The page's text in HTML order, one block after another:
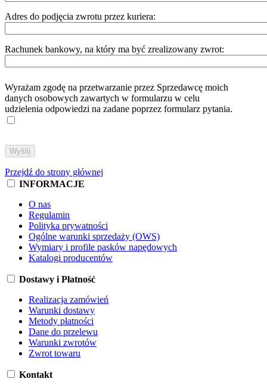
Adres do podjęcia zwrotu przez kuriera:
Rachunek bankowy, na który ma być zrealizowany zwrot:
Wyrażam zgodę na przetwarzanie przez Sprzedawcę moich
danych osobowych zawartych w formularzu w celu
udzielenia odpowiedzi na zadane poprzez formularz pytania.
Przejdź do strony głównej
INFORMACJE
O nas
Regulamin
Polityka prywatności
Ogólne warunki sprzedaży (OWS)
Wymiary i profile pasków napędowych
Katalogi producentów
Dostawy i Płatność
Realizacja zamówień
Warunki dostawy
Metody płatności
Dane do przelewu
Warunki zwrotów
Zwrot towaru
Kontakt